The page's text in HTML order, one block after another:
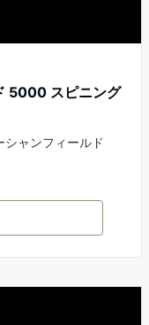
5000 スピニング
ャンフィールド